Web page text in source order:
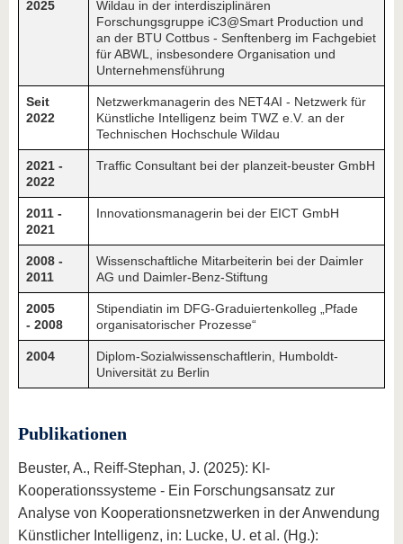
2025
Wildau in der interdisziplinären
Forschungsgruppe iC3@Smart Production und
an der BTU Cottbus - Senftenberg im Fachgebiet
für ABWL, insbesondere Organisation und
Unternehmensführung
Seit
2022
Netzwerkmanagerin des NET4AI - Netzwerk für
Künstliche Intelligenz beim TWZ e.V. an der
Technischen Hochschule Wildau
2021 -
2022
Traffic Consultant bei der planzeit-beuster GmbH
2011 -
2021
Innovationsmanagerin bei der EICT GmbH
2008 -
2011
Wissenschaftliche Mitarbeiterin bei der Daimler
AG und Daimler-Benz-Stiftung
2005
- 2008
Stipendiatin im DFG-Graduiertenkolleg „Pfade
organisatorischer Prozesse“
2004
Diplom-Sozialwissenschaftlerin, Humboldt-
Universität zu Berlin
Publikationen
Beuster, A., Reiff-Stephan, J. (2025): KI-
Kooperationssysteme - Ein Forschungsansatz zur
Analyse von Kooperationsnetzwerken in der Anwendung
Künstlicher Intelligenz, in: Lucke, U. et al. (Hg.):